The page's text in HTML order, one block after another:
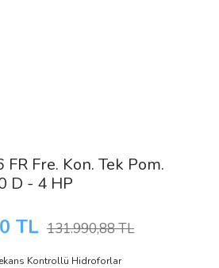
Fre. Kon. Tek Pom.
D - 4 HP
TL 131.990,88 TL
Kontrollü Hidroforlar